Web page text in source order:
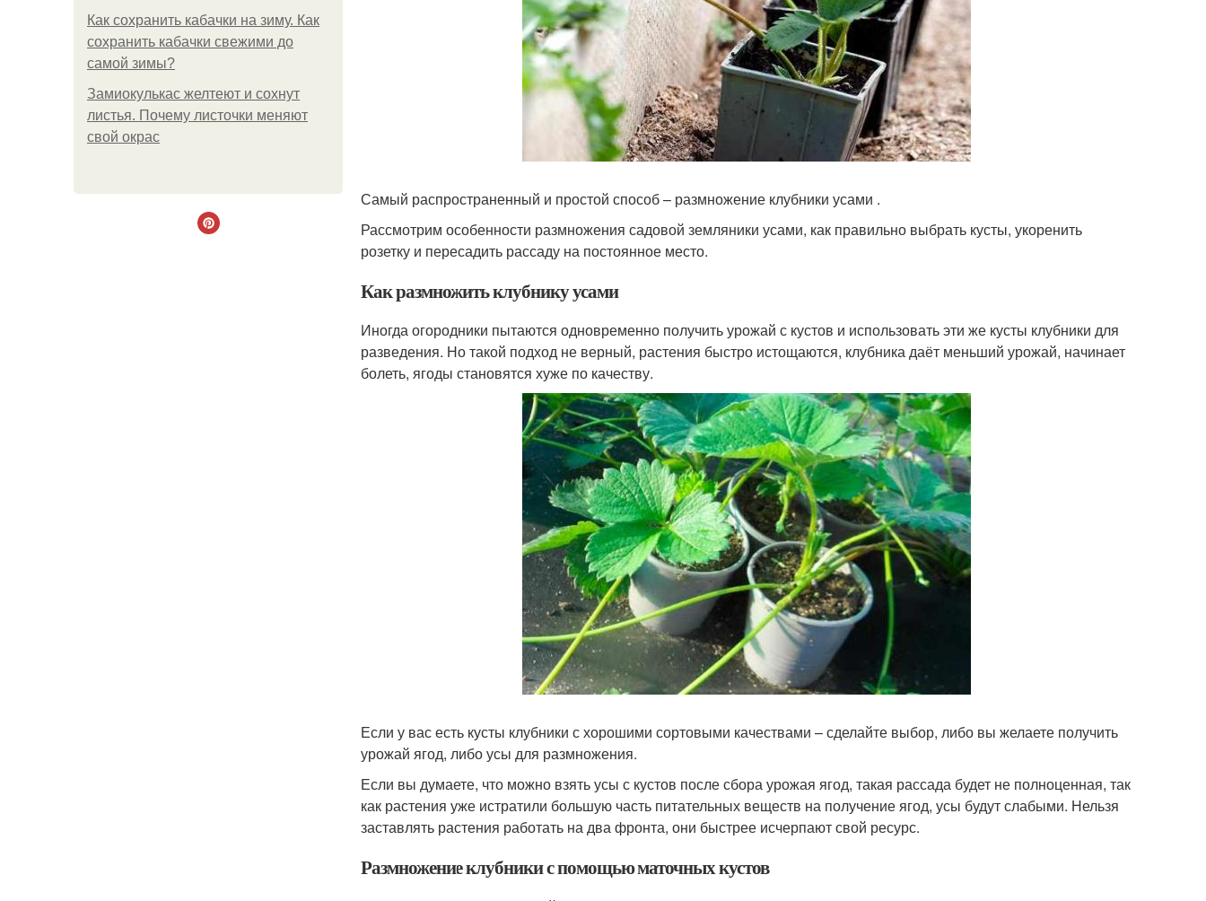
Как сохранить кабачки на зиму. Как
сохранить кабачки свежими до
самой зимы?
Замиокулькас желтеют и сохнут
листья. Почему листочки меняют
свой окрас
Самый распространенный и простой способ – размножение клубники усами .
Рассмотрим особенности размножения садовой земляники усами, как правильно выбрать кусты, укоренить
розетку и пересадить рассаду на постоянное место.
Как размножить клубнику усами
Иногда огородники пытаются одновременно получить урожай с кустов и использовать эти же кусты клубники для
разведения. Но такой подход не верный, растения быстро истощаются, клубника даёт меньший урожай, начинает
болеть, ягоды становятся хуже по качеству.
Если у вас есть кусты клубники с хорошими сортовыми качествами – сделайте выбор, либо вы желаете получить
урожай ягод, либо усы для размножения.
Если вы думаете, что можно взять усы с кустов после сбора урожая ягод, такая рассада будет не полноценная, так
как растения уже истратили большую часть питательных веществ на получение ягод, усы будут слабыми. Нельзя
заставлять растения работать на два фронта, они быстрее исчерпают свой ресурс.
Размножение клубники с помощью маточных кустов